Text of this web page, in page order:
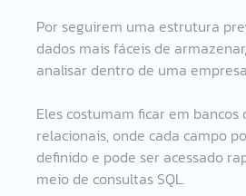
Por seguirem uma estrutura
dados mais fáceis de
analisar dentro de uma
Eles costumam ficar em bancos
relacionais, onde cada campo
definido e pode ser acessado
meio de consultas SQL.